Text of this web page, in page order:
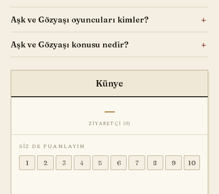
Aşk ve Gözyaşı oyuncuları kimler?
Aşk ve Gözyaşı konusu nedir?
Künye
—
ZIYARETÇI (0)
SIZ DE PUANLAYIN
1 2 3 4 5 6 7 8 9 10